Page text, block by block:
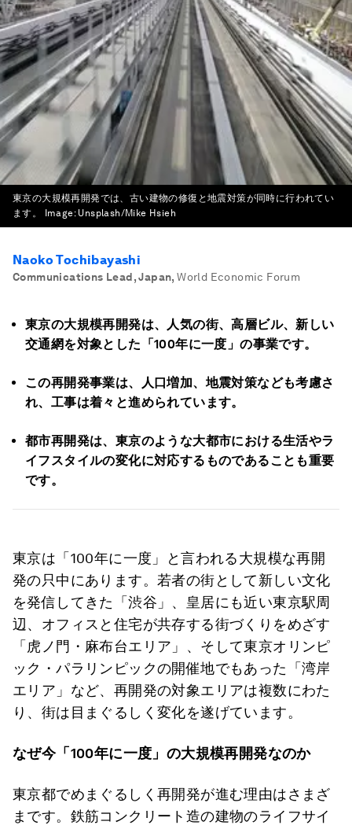
東京の大規模再開発では、古い建物の修復と地震対策が同時に行われてい
ます。
Image: Unsplash/Mike Hsieh
Naoko Tochibayashi
Communications Lead, Japan, World Economic Forum
東京の大規模再開発は、人気の街、高層ビル、新しい
交通網を対象とした「100年に一度」の事業です。
この再開発事業は、人口増加、地震対策なども考慮さ
れ、工事は着々と進められています。
都市再開発は、東京のような大都市における生活やラ
イフスタイルの変化に対応するものであることも重要
です。
東京は「100年に一度」と言われる大規模な再開
発の只中にあります。若者の街として新しい文化
を発信してきた「渋谷」、皇居にも近い東京駅周
辺、オフィスと住宅が共存する街づくりをめざす
「虎ノ門・麻布台エリア」、そして東京オリンピ
ック・パラリンピックの開催地でもあった「湾岸
エリア」など、再開発の対象エリアは複数にわた
り、街は目まぐるしく変化を遂げています。
なぜ今「 100年に一度」の大規模再開発なのか
東京都でめまぐるしく再開発が進む理由はさまざ
まです。鉄筋コンクリート造の建物のライフサイ